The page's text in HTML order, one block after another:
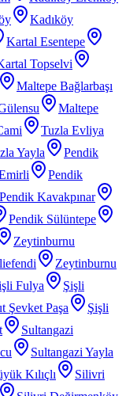
Kadıköy
Kartal Esentepe
Topselvi
Maltepe Bağlarbaşı
Maltepe
Tuzla Evliya
Yayla
Pendik
Pendik
Pendik Kavakpınar
Pendik Sülüntepe
Zeytinburnu
Zeytinburnu
Fulya
Şişli
Şevket Paşa
Şişli
Sultangazi
Sultangazi Yayla
Kılıçlı
Silivri